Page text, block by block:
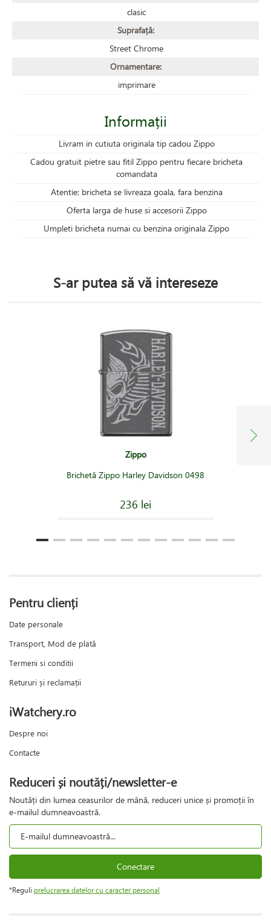
clasic
Suprafață:
Street Chrome
Ornamentare:
imprimare
Informații
Livram in cutiuta originala tip cadou Zippo
Cadou gratuit pietre sau fitil Zippo pentru fiecare bricheta
comandata
Atentie: bricheta se livreaza goala, fara benzina
Oferta larga de huse si accesorii Zippo
Umpleti bricheta numai cu benzina originala Zippo
S-ar putea să vă intereseze
Zippo
Brichetă Zippo Harley Davidson 0498
236 lei
Pentru clienți
Date personale
Transport, Mod de plată
Termeni si conditii
Retururi și reclamații
iWatchery.ro
Despre noi
Contacte
Reduceri și noutăți/newsletter-e
Noutăți din lumea ceasurilor de mână, reduceri unice și promoții în
e-mailul dumneavoastră.
Conectare
*Reguli prelucrarea datelor cu caracter personal